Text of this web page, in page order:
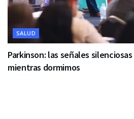
SALUD
Parkinson: las señales
mientras dormimos